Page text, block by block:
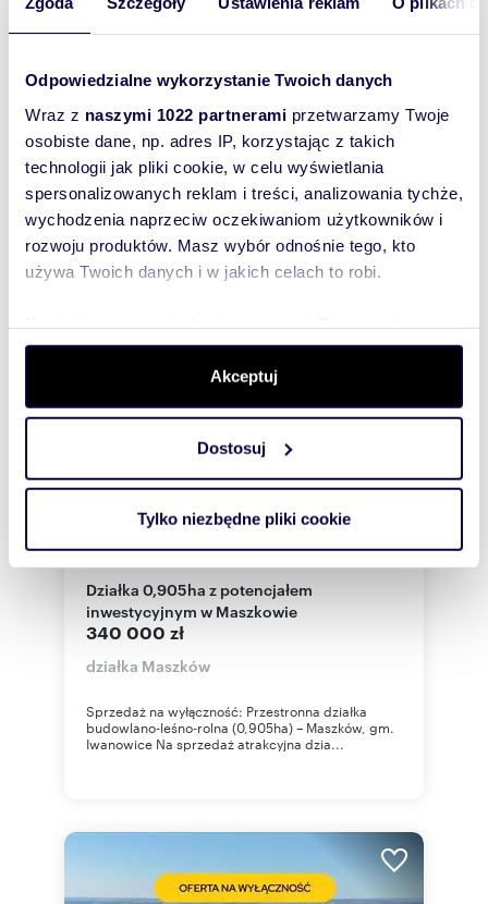
Odpowiedzialne wykorzystanie Twoich danych
Wraz z naszymi 1022 partnerami przetwarzamy Twoje
osobiste dane, np. adres IP, korzystając z takich
technologii jak pliki cookie, w celu wyświetlania
spersonalizowanych reklam i treści, analizowania tychże,
wychodzenia naprzeciw oczekiwaniom użytkowników i
rozwoju produktów. Masz wybór odnośnie tego, kto
używa Twoich danych i w jakich celach to robi.
dane są przetwarzane oraz ustaw własne preferencje w
. W Deklaracji plików cookie możesz
zmienić lub wycofać swoją zgodę w dowolnej chwili.
Wykorzystujemy pliki cookie do spersonalizowania treści
i reklam, aby oferować funkcje społecznościowe i
korzystasz z naszej witryny, udostępniamy partnerom
Partnerzy mogą połączyć te informacje z innymi danymi
otrzymanymi od Ciebie lub uzyskanymi podczas
korzystania z ich usług.
Akceptuj
Dostosuj
Tylko niezbędne pliki cookie
270 000 zł
Sprzedaż na wyłączność: Dobrze skomunikowana
działka budowlana (10,6 ar) – Maszków, gm.
Iwanowice Na sprzedaż atrakcyjna działka...
9050m2 38zł/m2
Działka 0,905ha z potencjałem
inwestycyjnym w Maszkowie
340 000 zł
działka Maszków
Sprzedaż na wyłączność: Przestronna działka
budowlano-leśno-rolna (0,905ha) – Maszków, gm.
Iwanowice Na sprzedaż atrakcyjna dzia...